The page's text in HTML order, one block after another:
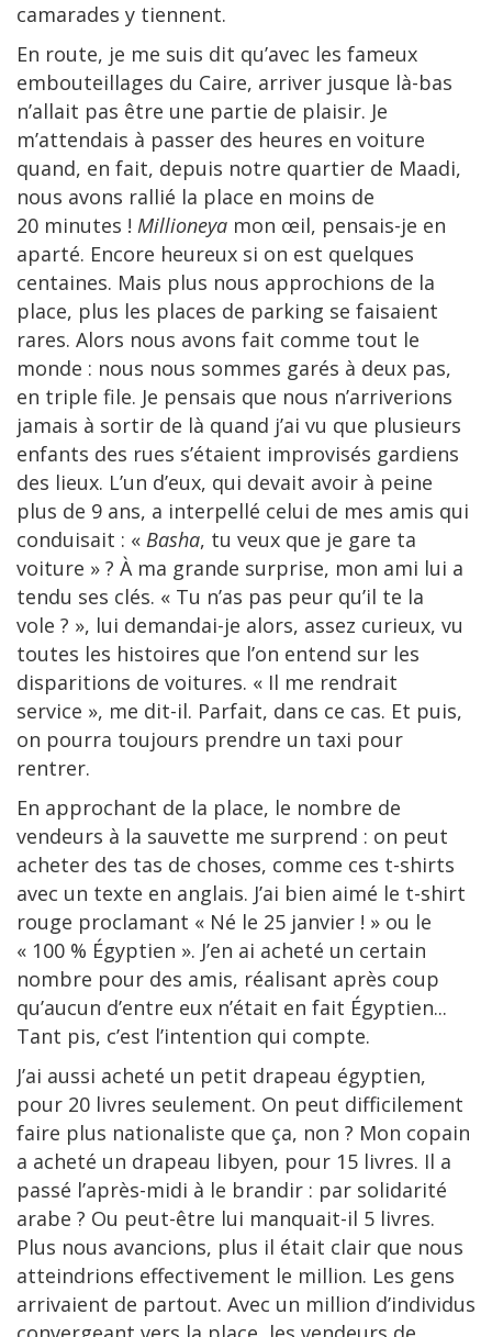
camarades y tiennent.
En route, je me suis dit qu’avec les fameux
embouteillages du Caire, arriver jusque là-bas
n’allait pas être une partie de plaisir. Je
m’attendais à passer des heures en voiture
quand, en fait, depuis notre quartier de Maadi,
nous avons rallié la place en moins de
20 minutes ! Millioneya mon œil, pensais-je en
aparté. Encore heureux si on est quelques
centaines. Mais plus nous approchions de la
place, plus les places de parking se faisaient
rares. Alors nous avons fait comme tout le
monde : nous nous sommes garés à deux pas,
en triple file. Je pensais que nous n’arriverions
jamais à sortir de là quand j’ai vu que plusieurs
enfants des rues s’étaient improvisés gardiens
des lieux. L’un d’eux, qui devait avoir à peine
plus de 9 ans, a interpellé celui de mes amis qui
conduisait : « Basha, tu veux que je gare ta
voiture » ? À ma grande surprise, mon ami lui a
tendu ses clés. « Tu n’as pas peur qu’il te la
vole ? », lui demandai-je alors, assez curieux, vu
toutes les histoires que l’on entend sur les
disparitions de voitures. « Il me rendrait
service », me dit-il. Parfait, dans ce cas. Et puis,
on pourra toujours prendre un taxi pour
rentrer.
En approchant de la place, le nombre de
vendeurs à la sauvette me surprend : on peut
acheter des tas de choses, comme ces t-shirts
avec un texte en anglais. J’ai bien aimé le t-shirt
rouge proclamant « Né le 25 janvier ! » ou le
« 100 % Égyptien ». J’en ai acheté un certain
nombre pour des amis, réalisant après coup
qu’aucun d’entre eux n’était en fait Égyptien...
Tant pis, c’est l’intention qui compte.
J’ai aussi acheté un petit drapeau égyptien,
pour 20 livres seulement. On peut difficilement
faire plus nationaliste que ça, non ? Mon copain
a acheté un drapeau libyen, pour 15 livres. Il a
passé l’après-midi à le brandir : par solidarité
arabe ? Ou peut-être lui manquait-il 5 livres.
Plus nous avancions, plus il était clair que nous
atteindrions effectivement le million. Les gens
arrivaient de partout. Avec un million d’individus